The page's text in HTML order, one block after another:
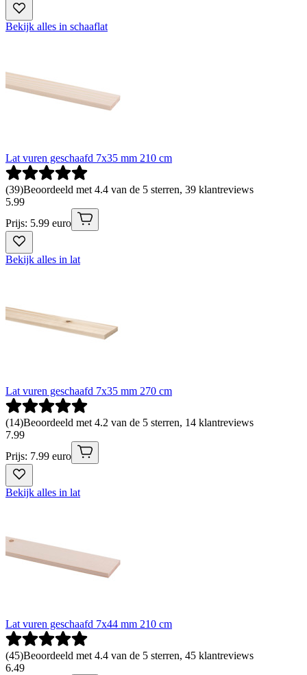
Bekijk alles in schaaflat
Lat vuren geschaafd 7x35 mm 210 cm
(39)Beoordeeld met 4.4 van de 5 sterren, 39 klantreviews
5.99
Prijs: 5.99 euro
Bekijk alles in lat
Lat vuren geschaafd 7x35 mm 270 cm
(14)Beoordeeld met 4.2 van de 5 sterren, 14 klantreviews
7.99
Prijs: 7.99 euro
Bekijk alles in lat
Lat vuren geschaafd 7x44 mm 210 cm
(45)Beoordeeld met 4.4 van de 5 sterren, 45 klantreviews
6.49